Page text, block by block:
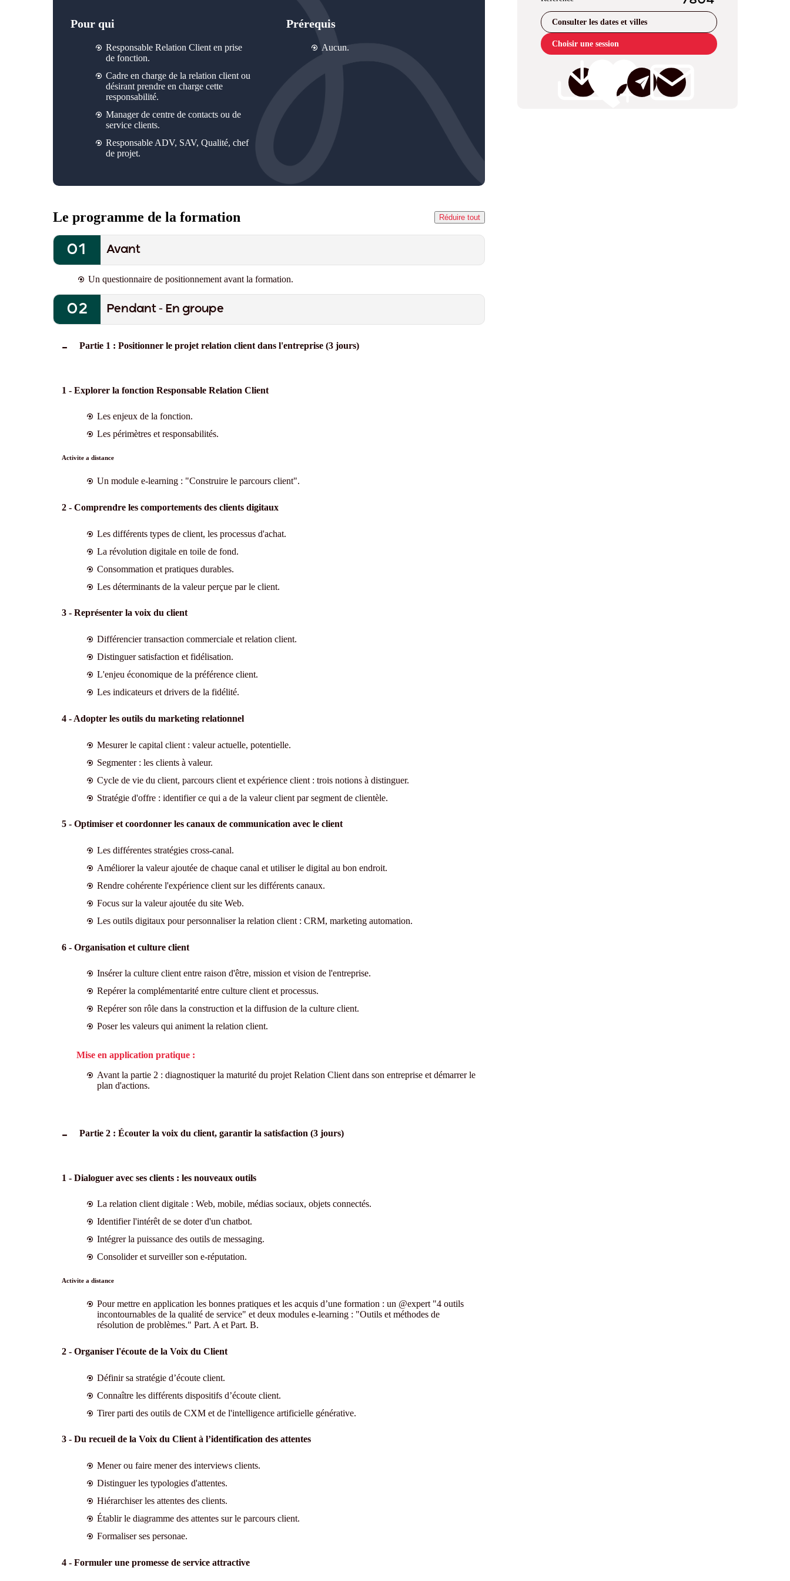
Consulter les dates et villes
Choisir une session
Pour qui
Responsable Relation Client en prise
de fonction.
Cadre en charge de la relation client ou
désirant prendre en charge cette
responsabilité.
Manager de centre de contacts ou de
service clients.
Responsable ADV, SAV, Qualité, chef
de projet.
Prérequis
Aucun.
Le programme de la formation Réduire tout
Avant
Un questionnaire de positionnement avant la formation.
Pendant - En groupe
Partie 1 : Positionner le projet relation client dans l'entreprise (3 jours)
1 - Explorer la fonction Responsable Relation Client
Les enjeux de la fonction.
Les périmètres et responsabilités.
Activite a distance
Un module e-learning : "Construire le parcours client".
2 - Comprendre les comportements des clients digitaux
Les différents types de client, les processus d'achat.
La révolution digitale en toile de fond.
Consommation et pratiques durables.
Les déterminants de la valeur perçue par le client.
3 - Représenter la voix du client
Différencier transaction commerciale et relation client.
Distinguer satisfaction et fidélisation.
L'enjeu économique de la préférence client.
Les indicateurs et drivers de la fidélité.
4 - Adopter les outils du marketing relationnel
Mesurer le capital client : valeur actuelle, potentielle.
Segmenter : les clients à valeur.
Cycle de vie du client, parcours client et expérience client : trois notions à distinguer.
Stratégie d'offre : identifier ce qui a de la valeur client par segment de clientèle.
5 - Optimiser et coordonner les canaux de communication avec le client
Les différentes stratégies cross-canal.
Améliorer la valeur ajoutée de chaque canal et utiliser le digital au bon endroit.
Rendre cohérente l'expérience client sur les différents canaux.
Focus sur la valeur ajoutée du site Web.
Les outils digitaux pour personnaliser la relation client : CRM, marketing automation.
6 - Organisation et culture client
Insérer la culture client entre raison d'être, mission et vision de l'entreprise.
Repérer la complémentarité entre culture client et processus.
Repérer son rôle dans la construction et la diffusion de la culture client.
Poser les valeurs qui animent la relation client.
Mise en application pratique :
Avant la partie 2 : diagnostiquer la maturité du projet Relation Client dans son entreprise et démarrer le
plan d'actions.
Partie 2 : Écouter la voix du client, garantir la satisfaction (3 jours)
1 - Dialoguer avec ses clients : les nouveaux outils
La relation client digitale : Web, mobile, médias sociaux, objets connectés.
Identifier l'intérêt de se doter d'un chatbot.
Intégrer la puissance des outils de messaging.
Consolider et surveiller son e-réputation.
Activite a distance
Pour mettre en application les bonnes pratiques et les acquis d’une formation : un @expert "4 outils
incontournables de la qualité de service" et deux modules e-learning : "Outils et méthodes de
résolution de problèmes." Part. A et Part. B.
2 - Organiser l'écoute de la Voix du Client
Définir sa stratégie d’écoute client.
Connaître les différents dispositifs d’écoute client.
Tirer parti des outils de CXM et de l'intelligence artificielle générative.
3 - Du recueil de la Voix du Client à l’identification des attentes
Mener ou faire mener des interviews clients.
Distinguer les typologies d'attentes.
Hiérarchiser les attentes des clients.
Établir le diagramme des attentes sur le parcours client.
Formaliser ses personae.
4 - Formuler une promesse de service attractive